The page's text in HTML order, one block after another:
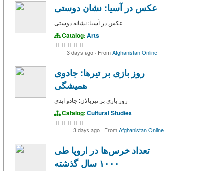
عکس در آسیا: نشان دوستی
عکس در آسیا: نشانه دوستی
Catalog: Arts
3 days ago · FromAfghanistan Online
روز بازی بر تیرها: جادوی
همیشگی
روز بازی بر تیربالان: جادو ابدی
Catalog: Cultural Studies
3 days ago · FromAfghanistan Online
تعداد خرس‌ها در اروپا طی
۱۰۰۰ سال گذشته